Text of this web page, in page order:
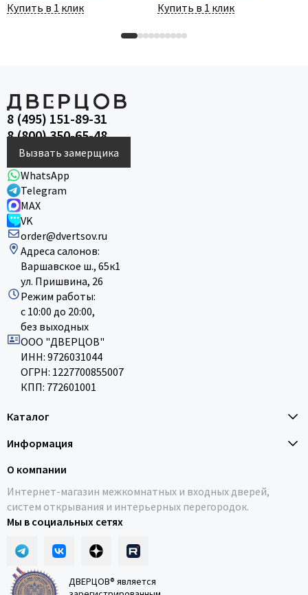
Купить в 1 клик Купить в 1 клик
8 (495) 151-89-31
8 (800) 350-65-48
Вызвать замерщика
WhatsApp
Telegram
MAX
VK
order@dvertsov.ru
Адреса салонов:
Варшавское ш., 65к1
ул. Пришвина, 26
Режим работы:
с 10:00 до 20:00,
без выходных
ООО "ДВЕРЦОВ"
ИНН: 9726031044
ОГРН: 1227700855007
КПП: 772601001
Каталог
Информация
О компании
Интернет-магазин межкомнатных и входных дверей,
систем открывания и интерьерных перегородок.
Мы в социальных сетях
ДВЕРЦОВ® является